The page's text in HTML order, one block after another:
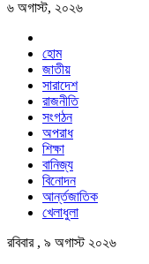
৬ অগাস্ট, ২০২৬
হোম
জাতীয়
সারাদেশ
রাজনীতি
সংগঠন
অপরাধ
শিক্ষা
বানিজ্য
বিনোদন
আর্ন্তজাতিক
খেলাধুলা
রবিবার , ৯ অগাস্ট ২০২৬